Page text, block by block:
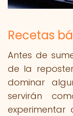
Recetas
Antes de
de la
dominar
servirán
experimentar